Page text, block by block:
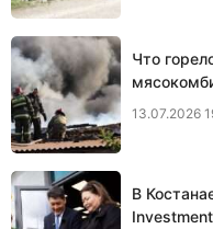
Что
13.07.2026
В